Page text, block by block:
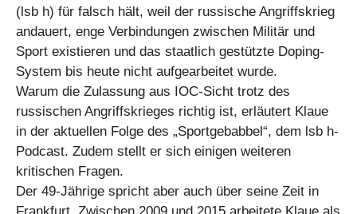
(lsb h) für falsch hält, weil der russische Angriffskrieg
andauert, enge Verbindungen zwischen Militär und
Sport existieren und das staatlich gestützte Doping-
System bis heute nicht aufgearbeitet wurde.
Warum die Zulassung aus IOC-Sicht trotz des
russischen Angriffskrieges richtig ist, erläutert Klaue
in der aktuellen Folge des „Sportgebabbel“, dem lsb h-
Podcast. Zudem stellt er sich einigen weiteren
kritischen Fragen.
Der 49-Jährige spricht aber auch über seine Zeit in
Frankfurt. Zwischen 2009 und 2015 arbeitete Klaue als